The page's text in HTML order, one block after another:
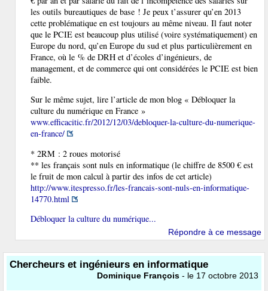
les outils bureautiques de base ! Je peux t’assurer qu’en 2013
cette problématique en est toujours au même niveau. Il faut noter
que le PCIE est beaucoup plus utilisé (voire systématiquement) en
Europe du nord, qu’en Europe du sud et plus particulièrement en
France, où le % de DRH et d’écoles d’ingénieurs, de
management, et de commerce qui ont considérées le PCIE est bien
faible.
Sur le même sujet, lire l’article de mon blog « Débloquer la
culture du numérique en France »
www.efficacitic.fr/2012/12/03/debloquer-la-culture-du-numerique-
en-france/
* 2RM : 2 roues motorisé
** les français sont nuls en informatique (le chiffre de 8500 € est
le fruit de mon calcul à partir des infos de cet article)
http://www.itespresso.fr/les-francais-sont-nuls-en-informatique-
14770.html
Débloquer la culture du numérique...
Répondre à ce message
Chercheurs et ingénieurs en informatique
Dominique François - le 17 octobre 2013